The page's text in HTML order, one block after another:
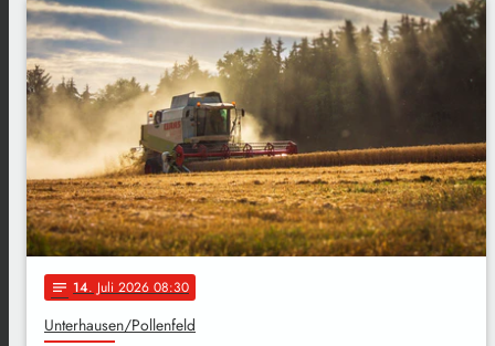
notes 14. Juli 2026 08:30
Unterhausen/Pollenfeld